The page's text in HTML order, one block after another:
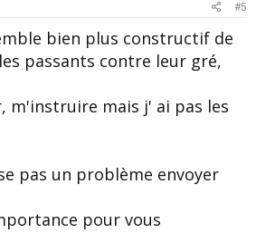
e
#5
bien plus constructif de
passants contre leur gré,
m'instruire mais j' ai pas les
pas un problème envoyer
pour vous